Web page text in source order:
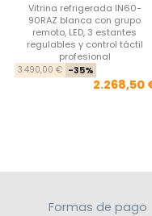
Vitrina refrigerada IN60-
90RAZ blanca con grupo
remoto, LED, 3 estantes
regulables y control táctil
profesional
3.490,00 € -35%
2.268,50
Formas de pago